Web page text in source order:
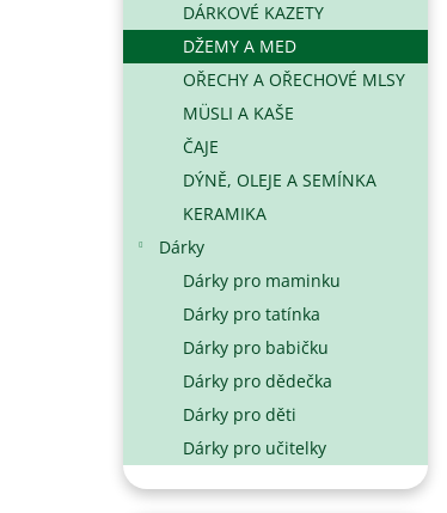
DÁRKOVÉ KAZETY
DŽEMY A MED
OŘECHY A OŘECHOVÉ MLSY
MÜSLI A KAŠE
ČAJE
DÝNĚ, OLEJE A SEMÍNKA
KERAMIKA
Dárky
Dárky pro maminku
Dárky pro tatínka
Dárky pro babičku
Dárky pro dědečka
Dárky pro děti
Dárky pro učitelky